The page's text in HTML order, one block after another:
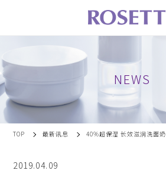
NEWS
TOP 最新讯息 40%超保湿 长效滋润洗面奶
2019.04.09